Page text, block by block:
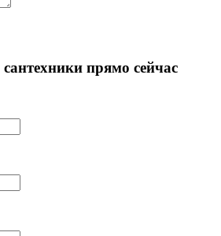
прямо сейчас